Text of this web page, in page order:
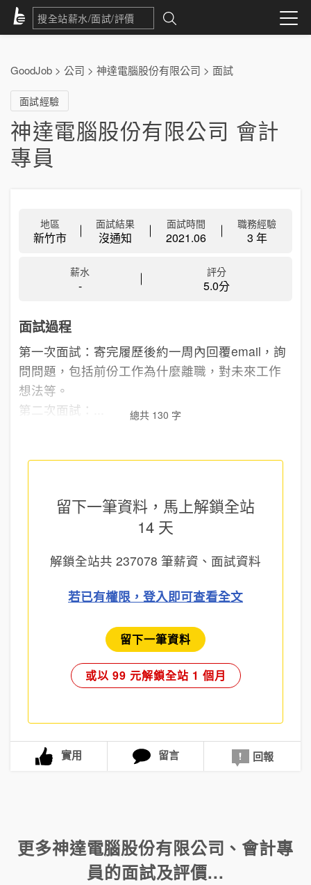
GoodJob > 公司 > 神達電腦股份有限公司 > 面試
面試經驗
神達電腦股份有限公司 會計
專員
地區
新竹市
面試結果
沒通知
面試時間
2021.06
職務經驗
3 年
薪水
-
評分
5.0分
面試過程
第一次面試：寄完履歷後約一周內回覆email，詢
問問題，包括前份工作為什麼離職，對未來工作
想法等。
第二次面試：...
總共 130 字
留下一筆資料，馬上解鎖全站
14 天
解鎖全站共 237078 筆薪資、面試資料
若已有權限，登入即可查看全文
留下一筆資料
或以 99 元解鎖全站 1 個月
實用 留言 回報
更多神達電腦股份有限公司 、會計專
員的面試及評價...